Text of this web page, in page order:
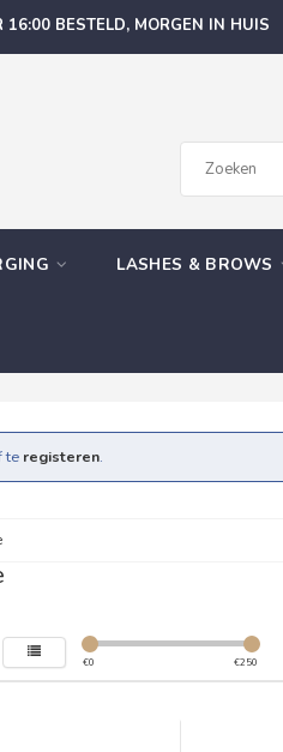
16:00 BESTELD, MORGEN IN HUIS
LASHES & BROWS
te registeren.
€0 €250